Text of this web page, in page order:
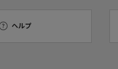
ヘルプ